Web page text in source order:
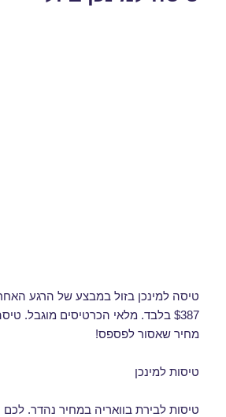
טיסה למינכן בזול במבצע של הרגע
מחיר שאסור לפספס!
טיסות למינכן
טיסות לבירת בוואריה במחיר נהדר. לכם